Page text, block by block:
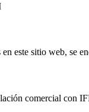
este sitio web, se
comercial con